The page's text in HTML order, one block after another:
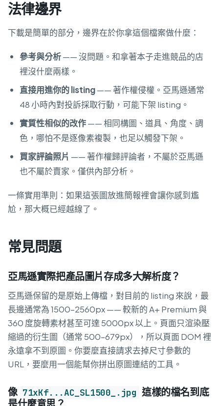
法律邊界
下載是簡單的部分，邊界在於你拿這個檔案做什麼：
參考與分析—— 沒問題。和拿著本子走進競品的店
裡沒什麼兩樣。
直接用進你的 listing—— 著作權侵權。亞馬遜通常
48 小時內對投訴採取行動，可能下架 listing。
實質性相似的改作—— 相同構圖、道具、角度、調
色，哪怕不是逐像素複製，也足以觸發下架。
買家評論照片 —— 著作權歸評論者，不屬於亞馬遜
也不屬於賣家。僅供內部分析。
一條實用準則：如果這張圖放進簡報裡會讓你感到尷
尬，那大概已經越線了。
常見問題
亞馬遜實際把產品圖片存成多大解析度？
亞馬遜保留的是原始上傳檔，對目前的 listing 來說，最
長邊通常為 1500–2560px —— 較新的 A+ Premium 與
360 度旋轉素材甚至可達 5000px 以上。頁面只渲染壓
縮過的衍生圖（通常 500–679px），所以頁面 DOM 裡
永遠拿不到原圖。你要麼直接請求去掉尺寸參數的
URL，要麼用一個能幫你拼出原圖連結的工具。
像 71xKf...AC_SL1500_.jpg 這樣的檔名到底